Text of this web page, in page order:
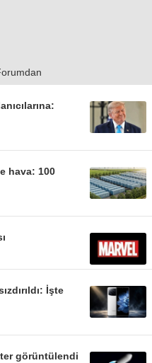
hava: 100
İşte
görüntülendi